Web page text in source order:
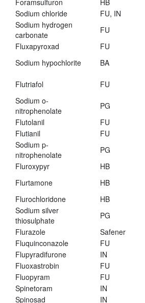
Foramsulfuron HB
Sodium chloride
FU, IN
Sodium hydrogen
carbonate
FU
Fluxapyroxad
FU
Sodium hypochlorite
BA
Flutriafol
FU
Sodium o-
nitrophenolate
PG
Flutolanil
FU
Flutianil
FU
Sodium p-
nitrophenolate
PG
Fluroxypyr
HB
Flurtamone
HB
Flurochloridone
HB
Sodium silver
thiosulphate
PG
Flurazole
Safener
Fluquinconazole
FU
Flupyradifurone
IN
Fluoxastrobin
FU
Fluopyram
FU
Spinetoram
IN
Spinosad
IN